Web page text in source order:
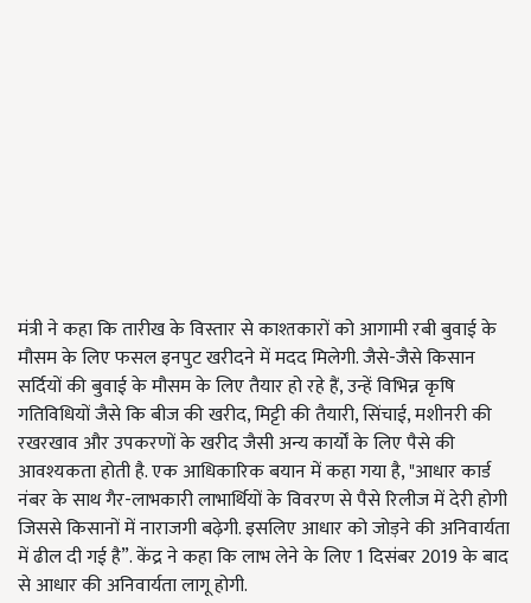
मंत्री ने कहा कि तारीख के विस्तार से काश्तकारों को आगामी रबी बुवाई के
मौसम के लिए फसल इनपुट खरीदने में मदद मिलेगी. जैसे-जैसे किसान
सर्दियों की बुवाई के मौसम के लिए तैयार हो रहे हैं,उन्हें विभिन्न कृषि
गतिविधियों जैसे कि बीज की खरीद,मिट्टी की तैयारी,सिंचाई,मशीनरी की
रखरखाव और उपकरणों के खरीद जैसी अन्य कार्यों के लिए पैसे की
आवश्यकता होती है. एक आधिकारिक बयान में कहा गया है, "आधार कार्ड
नंबर के साथ गैर-लाभकारी लाभार्थियों के विवरण से पैसे रिलीज में देरी होगी
जिससे किसानों में नाराजगी बढ़ेगी. इसलिए आधार को जोड़ने की अनिवार्यता
में ढील दी गई है”.केंद्र ने कहा कि लाभ लेने के लिए1दिसंबर2019के बाद
से आधार की अनिवार्यता लागू होगी.